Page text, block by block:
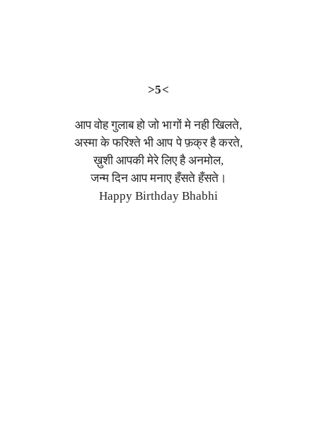
>5<
आप वोह गुलाब हो जो भागों मे नही खिलते,
अस्मा के फरिश्ते भी आप पे फ़क्र है करते,
ख़ुशी आपकी मेरे लिए है अनमोल,
जन्म दिन आप मनाए हँसते हँसते।
Happy Birthday Bhabhi